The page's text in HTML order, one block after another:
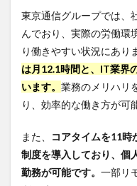
東京通信グループでは、
んでおり、実際の労働環
り働きやすい状況にあり
は月12.1時間と、IT業界
います。 業務のメリハリ
り、効率的な働き方が可
また、
コアタイムを11時
制度を導入しており、個
勤務が可能です。 一部リ